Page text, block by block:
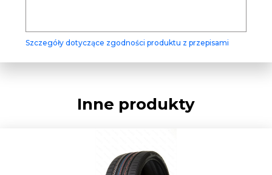
Szczegóły dotyczące zgodności produktu z przepisami
Inne produkty